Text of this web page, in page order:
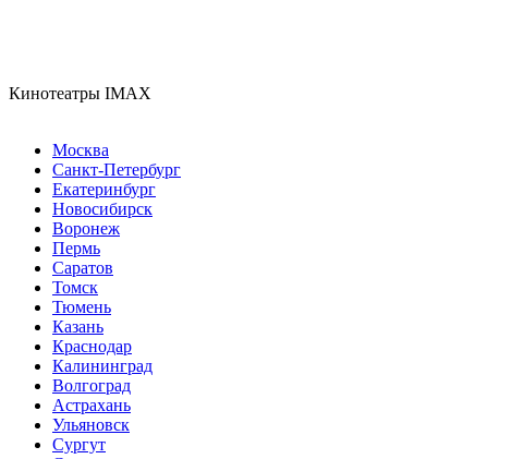
Кинотеатры IMAX
Москва
Санкт-Петербург
Екатеринбург
Новосибирск
Воронеж
Пермь
Саратов
Томск
Тюмень
Казань
Краснодар
Калининград
Волгоград
Астрахань
Ульяновск
Сургут